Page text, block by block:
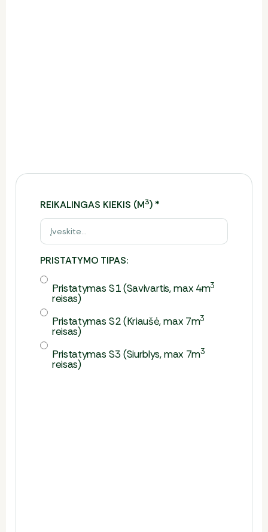
REIKALINGAS KIEKIS (M3)*
PRISTATYMO TIPAS:
Pristatymas S1 (Savivartis, max 4m3
reisas)
Pristatymas S2 (Kriaušė, max 7m3
reisas)
Pristatymas S3 (Siurblys, max 7m3
reisas)